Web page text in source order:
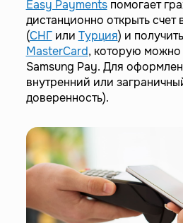
Easy Paymentsпомогает
дистанционно открыть
(СНГили Турция) и получить
MasterCard, которую можно
Samsung Pay. Для
внутренний или
доверенность).